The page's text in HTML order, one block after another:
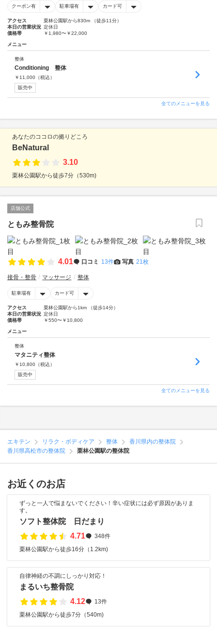
クーポン有 駐車場有 カード可
アクセス
栗林公園駅から830m （徒歩11分）
本日の営業状況 定休日
価格帯
￥1,980〜￥22,000
メニュー
整体
Conditioning 整体
￥ 11,000 （税込）
販売中
全てのメニューを見る
あなたのココロの拠りどころ
BeNatural
3.10
栗林公園駅から徒歩7分（530m)
店舗公式
ともみ整骨院
4.01 口コミ 13件 写真 21枚
接骨・整骨 マッサージ 整体
駐車場有 カード可
アクセス
栗林公園駅から1km （徒歩14分）
本日の営業状況 定休日
価格帯
￥550〜￥10,800
メニュー
整体
マタニティ整体
￥ 10,800 （税込）
販売中
全てのメニューを見る
エキテン リラク・ボディケア 整体
香川県内の整体院
香川県高松市の整体院
栗林公園駅の整体院
お近くのお店
ずっと一人で悩まないでください！辛い症状には必ず原因がありま
す。
ソフト整体院 日だまり
4.71
348件
栗林公園駅から徒歩16分（1.2km)
自律神経の不調にしっかり対応！
まるいち整骨院
4.12
13件
栗林公園駅から徒歩7分（540m)